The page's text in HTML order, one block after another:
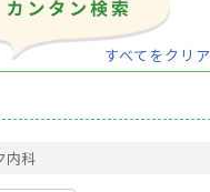
すべてをクリア
内科